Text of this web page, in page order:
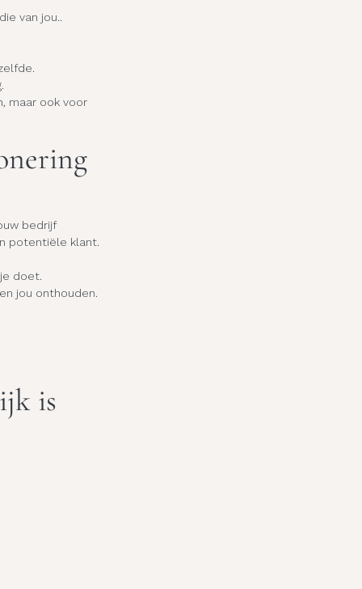
van jou..
maar ook voor
bedrijf
potentiële klant.
doet.
jou onthouden.
is